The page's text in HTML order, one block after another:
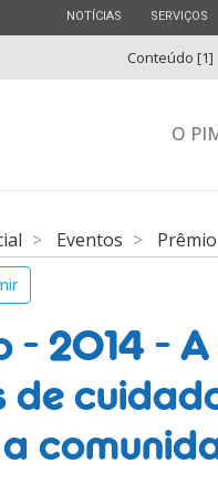
ESTADO
NOTÍCIAS ESTADO
SERVIÇOS
Conteúdo [1]
O
Eventos
- 2014 -
de